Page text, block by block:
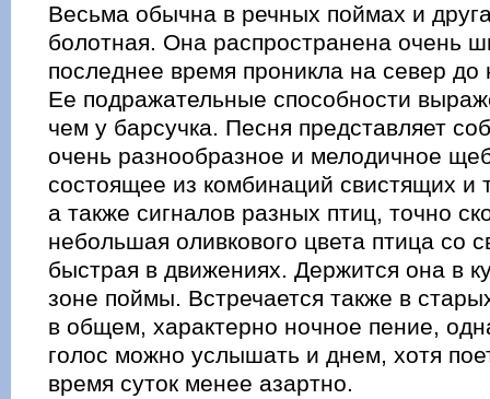
Весьма обычна в речных поймах и
болотная. Она распространена очень
последнее время проникла на север
Ее подражательные способности
чем у барсучка. Песня представляет
очень разнообразное и мелодичное
состоящее из комбинаций свистящих и
а также сигналов разных птиц, точно
небольшая оливкового цвета птица со
быстрая в движениях. Держится она в
зоне поймы. Встречается также в
в общем, характерно ночное пение,
голос можно услышать и днем, хотя
время суток менее азартно.